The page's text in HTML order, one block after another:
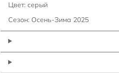
Цвет: серый
Сезон: Осень-Зима 2025